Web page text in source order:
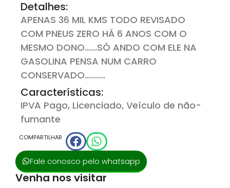
Detalhes:
APENAS 36 MIL KMS TODO REVISADO
COM PNEUS ZERO HÁ 6 ANOS COM O
MESMO DONO......SÓ ANDO COM ELE NA
GASOLINA PENSA NUM CARRO
CONSERVADO..........
Características:
IPVA Pago, Licenciado, Veículo de não-
fumante
COMPARTILHAR
Fale conosco pelo whatsapp
Venha nos visitar